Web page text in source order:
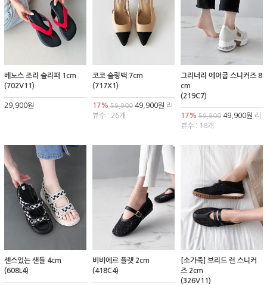
베노스 조리 슬리퍼 1cm
(702V11)
29,900원
코코 슬링백 7cm
(717X1)
17% 59,90049,900원 리
뷰수 : 26개
그리너리 에어굽 스니커즈 8
cm
(219C7)
17% 59,90049,900원 리
뷰수 : 18개
센스있는 샌들 4cm
(608L4)
비비에르 플랫 2cm
(418C4)
[소가죽] 브리드 런 스니커
즈 2cm
(326V11)